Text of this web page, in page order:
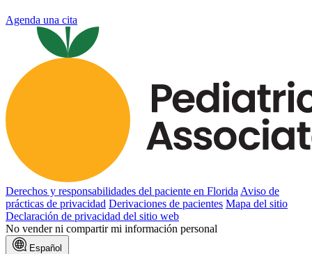
Agenda una cita
Derechos y responsabilidades del paciente en Florida Aviso de
prácticas de privacidad Derivaciones de pacientes Mapa del sitio
Declaración de privacidad del sitio web
No vender ni compartir mi información personal
Español